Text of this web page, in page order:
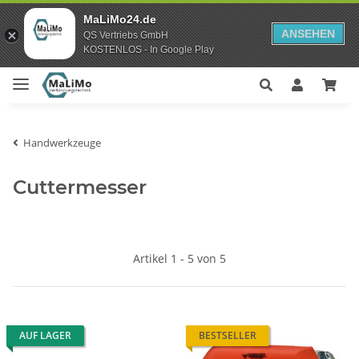
MaLiMo24.de
QS Vertriebs GmbH
KOSTENLOS - In Google Play
ANSEHEN
Handwerkzeuge
Cuttermesser
Artikel 1 - 5 von 5
AUF LAGER BESTSELLER